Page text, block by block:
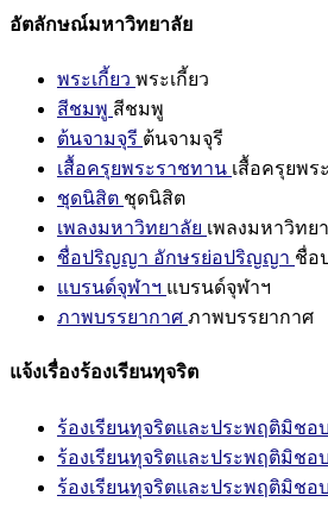
อัตลักษณ์มหาวิทยาลัย
พระเกี้ยว พระเกี้ยว
สีชมพู สีชมพู
ต้นจามจุรี ต้นจามจุรี
เสื้อครุยพระราชทาน เสื้อครุยพร
ชุดนิสิต ชุดนิสิต
เพลงมหาวิทยาลัย เพลงมหาวิทย
ชื่อปริญญา อักษรย่อปริญญา ชื่อ
แบรนด์จุฬาฯ แบรนด์จุฬาฯ
ภาพบรรยากาศ ภาพบรรยากาศ
แจ้งเรื่องร้องเรียนทุจริต
ร้องเรียนทุจริตและประพฤติมิชอ
ร้องเรียนทุจริตและประพฤติมิชอ
ร้องเรียนทุจริตและประพฤติมิชอ